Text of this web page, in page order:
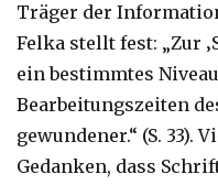
Träger der
Felka stellt fest: „Zur
ein bestimmtes
Bearbeitungszeiten
gewundener.“ (S.
Gedanken, dass